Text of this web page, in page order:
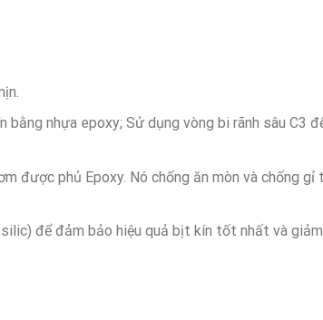
nhựa epoxy; Sử dụng vòng bi rãnh sâu C3
được phủ Epoxy. Nó chống ăn mòn và chống gỉ
để đảm bảo hiệu quả bịt kín tốt nhất và